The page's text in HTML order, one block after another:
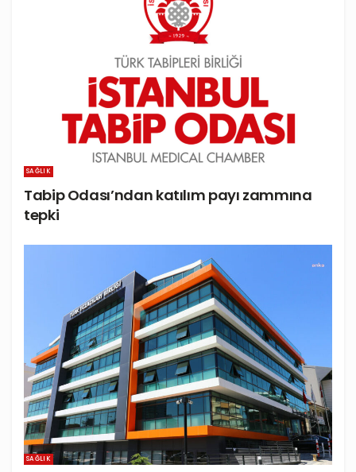
SAĞLIK
Tabip Odası’ndan katılım payı zammına
tepki
SAĞLIK